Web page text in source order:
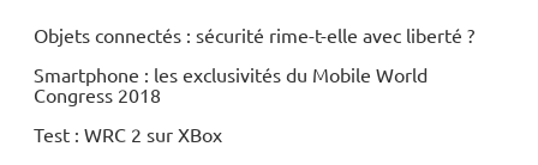
Objets connectés : sécurité rime-t-elle avec liberté ?
Smartphone : les exclusivités du Mobile World
Congress 2018
Test : WRC 2 sur XBox